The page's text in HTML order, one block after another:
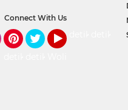
Connect With Us